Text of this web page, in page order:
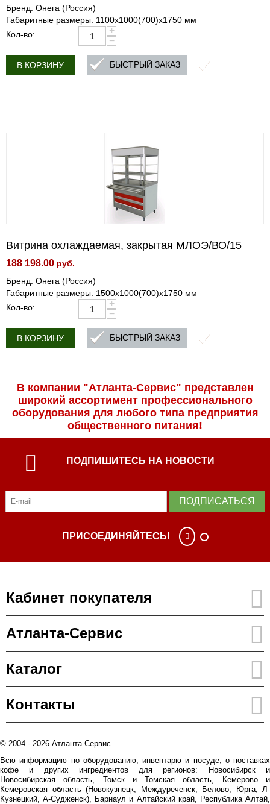
Бренд: Онега (Россия)
Габаритные размеры: 1100х1000(700)х1750 мм
Кол-во:
+
−
В КОРЗИНУ БЫСТРЫЙ ЗАКАЗ
Витрина охлаждаемая, закрытая МЛОЭ/ВО/15
188 198.00 руб.
Бренд: Онега (Россия)
Габаритные размеры: 1500х1000(700)х1750 мм
Кол-во:
+
−
В КОРЗИНУ БЫСТРЫЙ ЗАКАЗ
В компании "Атланта-Сервис" представлен
широкий ассортимент профессиональ­ного
оборудования для любого типа предприятия
общественного питания!
ПОДПИШИТЕСЬ НА НОВОСТИ
ПОДПИСАТЬСЯ
ПРИСОЕДИНЯЙТЕСЬ!
Кабинет покупателя
Атланта-Сервис
Каталог
Контакты
© 2004 - 2026 Атланта-Сервис.
Всю информацию по оборудованию, инвентарю и посуде, о поставках
кофе и других ингредиентов для регионов: Новосибирск и
Новосибирская область, Томск и Томская область, Кемерово и
Кемеровская область (Новокузнецк, Междуреченск, Белово, Юрга, Л-
Кузнецкий, А-Судженск), Барнаул и Алтайский край, Республика Алтай,